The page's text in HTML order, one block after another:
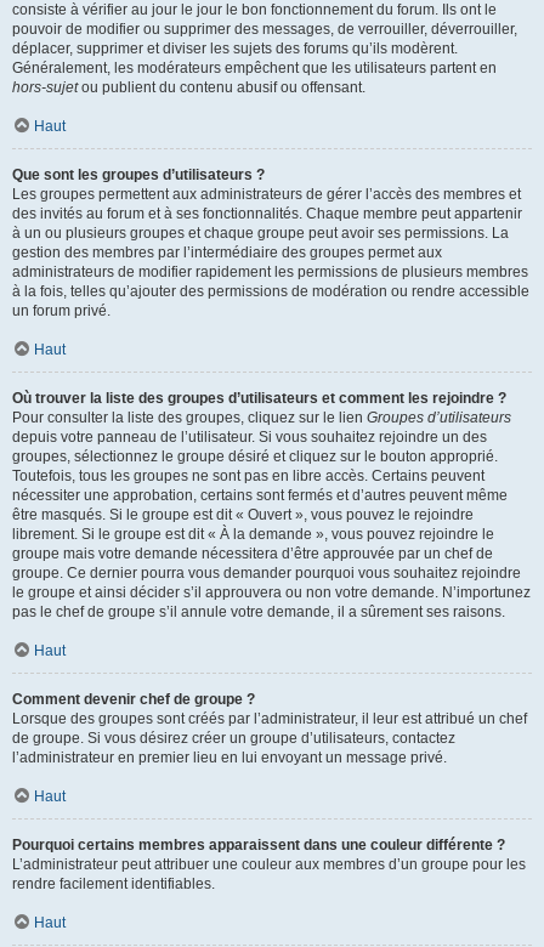
consiste à vérifier au jour le jour le bon fonctionnement du forum. Ils ont le
pouvoir de modifier ou supprimer des messages, de verrouiller, déverrouiller,
déplacer, supprimer et diviser les sujets des forums qu’ils modèrent.
Généralement, les modérateurs empêchent que les utilisateurs partent en
hors-sujetou publient du contenu abusif ou offensant.
Haut
Que sont les groupes d’utilisateurs ?
Les groupes permettent aux administrateurs de gérer l’accès des membres et
des invités au forum et à ses fonctionnalités. Chaque membre peut appartenir
à un ou plusieurs groupes et chaque groupe peut avoir ses permissions. La
gestion des membres par l’intermédiaire des groupes permet aux
administrateurs de modifier rapidement les permissions de plusieurs membres
à la fois, telles qu’ajouter des permissions de modération ou rendre accessible
un forum privé.
Haut
Où trouver la liste des groupes d’utilisateurs et comment les rejoindre ?
Pour consulter la liste des groupes, cliquez sur le lien Groupes d’utilisateurs
depuis votre panneau de l’utilisateur. Si vous souhaitez rejoindre un des
groupes, sélectionnez le groupe désiré et cliquez sur le bouton approprié.
Toutefois, tous les groupes ne sont pas en libre accès. Certains peuvent
nécessiter une approbation, certains sont fermés et d’autres peuvent même
être masqués. Si le groupe est dit « Ouvert », vous pouvez le rejoindre
librement. Si le groupe est dit « À la demande », vous pouvez rejoindre le
groupe mais votre demande nécessitera d’être approuvée par un chef de
groupe. Ce dernier pourra vous demander pourquoi vous souhaitez rejoindre
le groupe et ainsi décider s’il approuvera ou non votre demande. N’importunez
pas le chef de groupe s’il annule votre demande, il a sûrement ses raisons.
Haut
Comment devenir chef de groupe ?
Lorsque des groupes sont créés par l’administrateur, il leur est attribué un chef
de groupe. Si vous désirez créer un groupe d’utilisateurs, contactez
l’administrateur en premier lieu en lui envoyant un message privé.
Haut
Pourquoi certains membres apparaissent dans une couleur différente ?
L’administrateur peut attribuer une couleur aux membres d’un groupe pour les
rendre facilement identifiables.
Haut